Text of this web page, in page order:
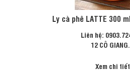
Ly cà phê LATTE 300
Liên hệ:
12 CÔ
Xem chi tiết